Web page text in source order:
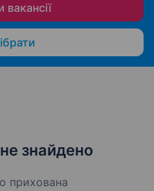
вакансії
знайдено
прихована